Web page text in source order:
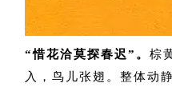
“惜花洽莫探春迟”。 棕
入，鸟儿张翅。整体动